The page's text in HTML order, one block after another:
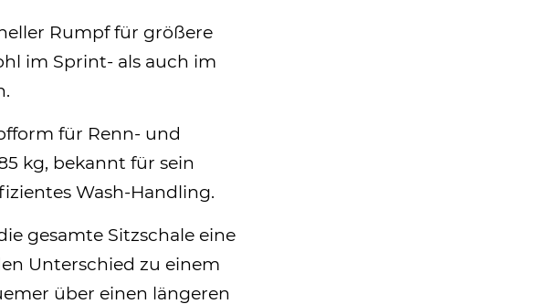
Rumpf für größere
im Sprint- als auch im
für Renn- und
kg, bekannt für sein
Wash-Handling.
gesamte Sitzschale eine
Unterschied zu einem
über einen längeren